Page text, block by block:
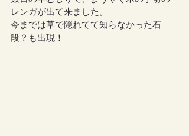
レンガが出て来ました。
今までは草で隠れてて知らなかった石
段？も出現！